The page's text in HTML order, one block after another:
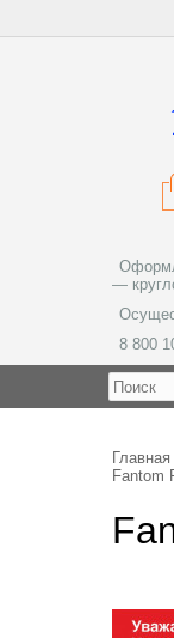
—
8 800
Главная
Fantom